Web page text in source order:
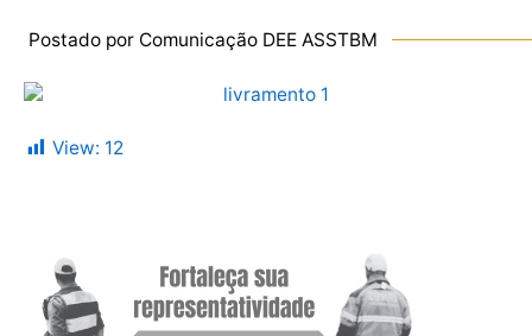
Postado por Comunicação DEE ASSTBM
View: 12